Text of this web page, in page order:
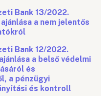
Bank 13/2022.
a nem jelentős
Bank 12/2022.
a belső védelmi
és
a pénzügyi
és kontroll